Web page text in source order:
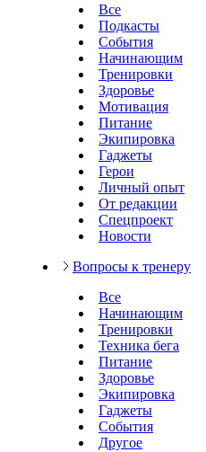
Все
Подкасты
События
Начинающим
Тренировки
Здоровье
Мотивация
Питание
Экипировка
Гаджеты
Герои
Личный опыт
От редакции
Спецпроект
Новости
Вопросы к тренеру
Все
Начинающим
Тренировки
Техника бега
Питание
Здоровье
Экипировка
Гаджеты
События
Другое